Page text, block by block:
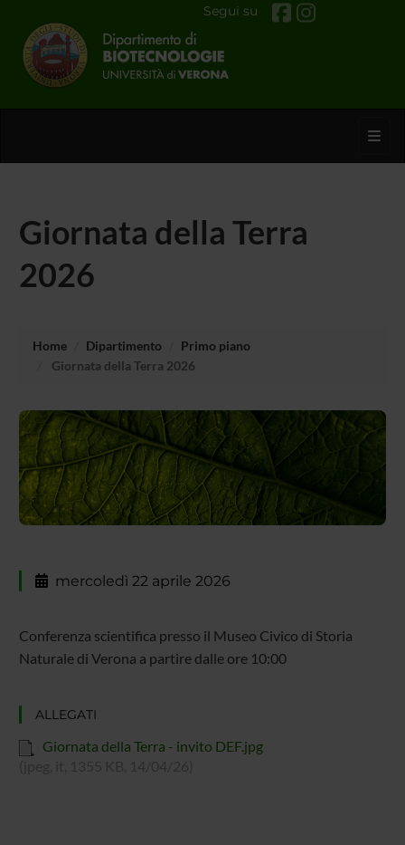
Segui su
Giornata della Terra
2026
Home Dipartimento
Primo piano
Giornata della Terra 2026
mercoledì 22 aprile 2026
Conferenza scientifica presso il Museo Civico di Storia
Naturale di Verona a partire dalle ore 10:00
ALLEGATI
Giornata della Terra - invito DEF.jpg